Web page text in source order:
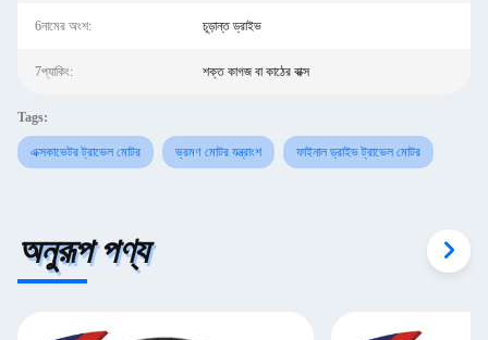
6নামের অংশ: চূড়ান্ত ড্রাইভ
7প্যাকিং: শক্ত কাগজ বা কাঠের বাক্স
Tags:
এক্সকাভেটর ট্রাভেল মোটর ভ্রমণ মোটর যন্ত্রাংশ ফাইনাল ড্রাইভ ট্রাভেল মোটর
অনুরূপ পণ্য